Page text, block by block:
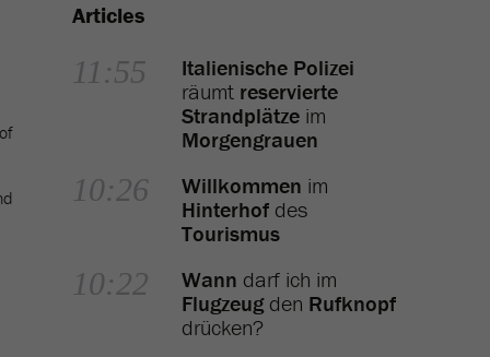
Articles
11:55
Italienische Polizei
räumt reservierte
Strandplätze im
Morgengrauen
10:26 Willkommen im
Hinterhof des
Tourismus
10:22 Wann darf ich im
Flugzeugden Rufknopf
drücken?